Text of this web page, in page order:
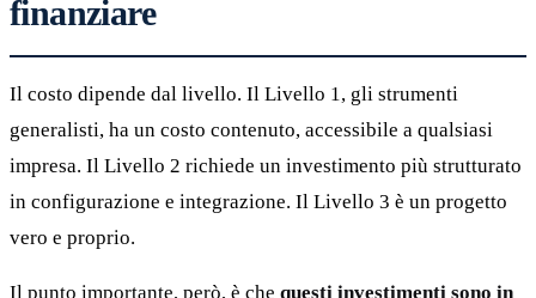
finanziare
Il costo dipende dal livello. Il Livello 1, gli strumenti
generalisti, ha un costo contenuto, accessibile a qualsiasi
impresa. Il Livello 2 richiede un investimento più strutturato
in configurazione e integrazione. Il Livello 3 è un progetto
vero e proprio.
Il punto importante, però, è che questi investimenti sono in